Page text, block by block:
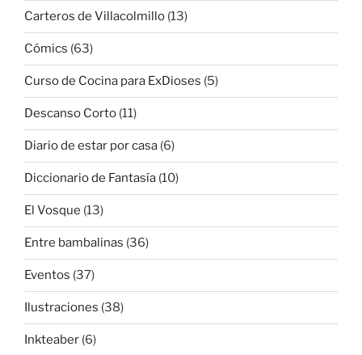
Carteros de Villacolmillo (13)
Cómics (63)
Curso de Cocina para ExDioses (5)
Descanso Corto (11)
Diario de estar por casa (6)
Diccionario de Fantasía (10)
El Vosque (13)
Entre bambalinas (36)
Eventos (37)
Ilustraciones (38)
Inkteaber (6)